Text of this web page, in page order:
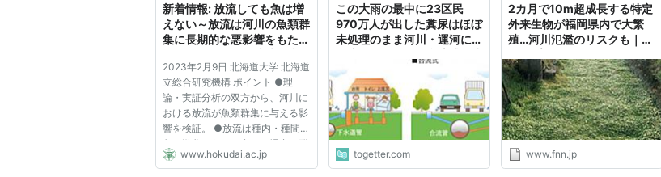
3 都道府県知事は、第一項の規定により河川を指定するときは、国土交通省令で定
めるところにより、水系ごとに、その名称及び区間を公示しなければならない。
4 都道府県知事は、第一項の規定により河川を指定しようとするときは、あらかじ
め、関係市町村長の意見をきかなければならない。
5 前項の規定により関係市町村長が意見を述べようとするときは、当該市町村の議
会の議決を経なければならない。
6 二級河川の指定の変更又は廃止の手続は、第一項の規定による指定の手続に準じ
て行なわれなければならない。
土...
新着情報: 放流しても魚は増
えない～放流は河川の魚類群
集に長期的な悪影響をもたら
学研究院 助教 先崎理之）
2023年2月9日 北海道大学 北海道
立総合研究機構 ポイント ●理
論・実証分析の双方から、河川に
おける放流が魚類群集に与える影
響を検証。 ●放流は種内・種間競
争の激化を促し、多くの場合で群
集構成種を長期的に減らすことを
www.hokudai.ac.jp
この大雨の最中に23区民
970万人が出した糞尿はほぼ
未処理のまま河川・運河に垂
道だから仕方ないね」
togetter.com
2カ月で10m超成長する特定
外来生物が福岡県内で大繁
殖…河川氾濫のリスクも｜
www.fnn.jp